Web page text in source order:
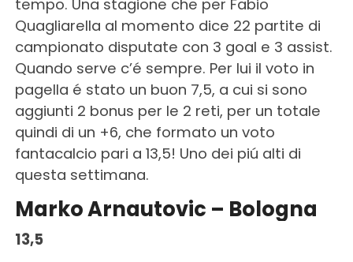
tempo. Una stagione che per Fabio
Quagliarella al momento dice 22 partite di
campionato disputate con 3 goal e 3 assist.
Quando serve c’é sempre. Per lui il voto in
pagella é stato un buon 7,5, a cui si sono
aggiunti 2 bonus per le 2 reti, per un totale
quindi di un +6, che formato un voto
fantacalcio pari a 13,5! Uno dei piú alti di
questa settimana.
Marko Arnautovic – Bologna
13,5